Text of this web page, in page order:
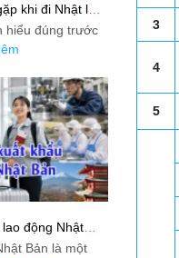
3
4
5
khi đi Nhật làm
hiểu cho người
hiểu đúng trước
động Nhật
Bản là một